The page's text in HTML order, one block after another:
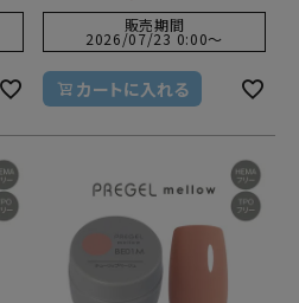
販売期間
2026/07/23 0:00〜
カートに入れる